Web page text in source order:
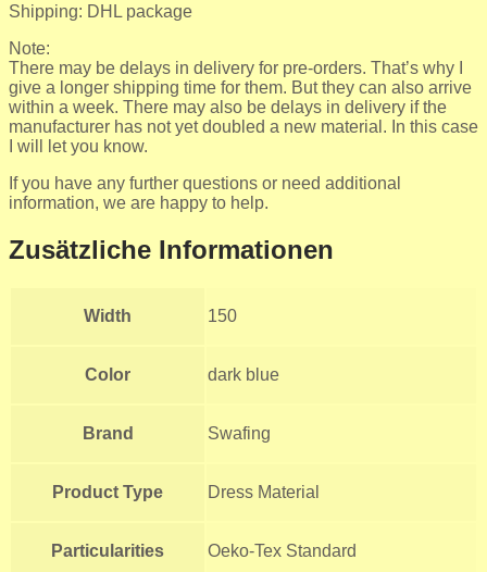
Shipping: DHL package
Note:
There may be delays in delivery for pre-orders. That’s why I
give a longer shipping time for them. But they can also arrive
within a week. There may also be delays in delivery if the
manufacturer has not yet doubled a new material. In this case
I will let you know.
If you have any further questions or need additional
information, we are happy to help.
Zusätzliche Informationen
Width 150
Color dark blue
Brand Swafing
Product Type Dress Material
Particularities Oeko-Tex Standard